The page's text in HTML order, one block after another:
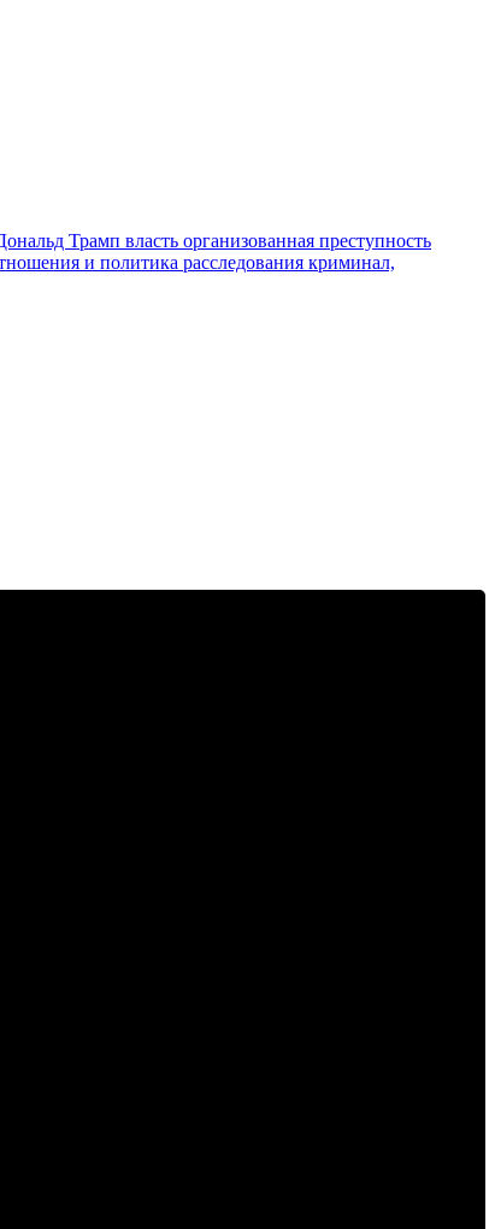
Трамп власть организованная преступность
и политика расследования криминал,